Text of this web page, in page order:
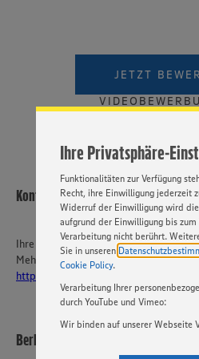
Ihre Privatsphäre-
Website zu personalisieren und
Cookies und anderer
„EINSTELLUNGEN ÄNDERN”.
Basis Ihrer Einstellungen ggf.
Funktionalitäten zur Verfügung
Recht, ihre Einwilligung jederzeit
Widerruf der Einwilligung wird
aufgrund der Einwilligung bis
Verarbeitung nicht berührt.
Sie in unseren
Cookie Policy.
Verarbeitung Ihrer
durch YouTube und Vimeo:
Wir binden auf unserer Webseite
Einstellungen bezüglich YouTube
JETZT
Kontakt
Ihre Ansprechperson
Mehr über EDEKA Südwest:
https://karriere-edeka.de/
Berberich Torsten e.K.